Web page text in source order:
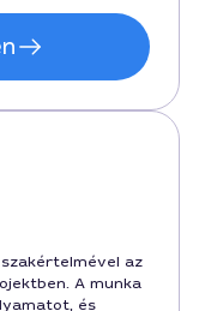
az
A munka
és